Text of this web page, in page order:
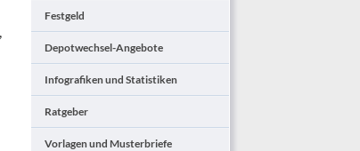
Festgeld
Depotwechsel-Angebote
Infografiken und Statistiken
Ratgeber
Vorlagen und Musterbriefe